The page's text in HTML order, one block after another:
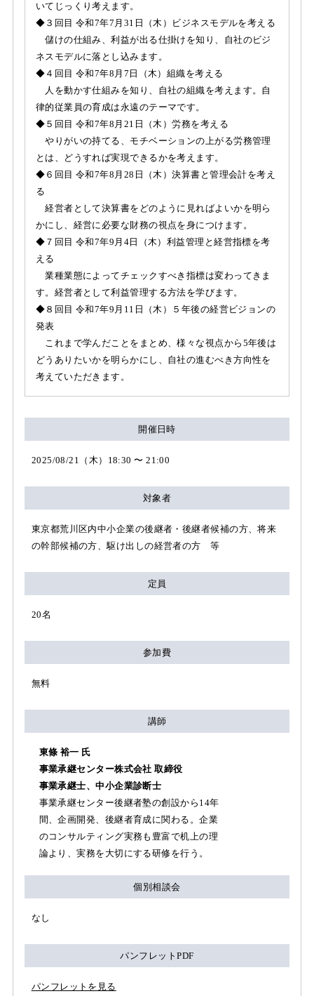
いてじっくり考えます。
◆３回目 令和7年7月31日（木）ビジネスモデルを考える
儲けの仕組み、利益が出る仕掛けを知り、自社のビジ
ネスモデルに落とし込みます。
◆４回目 令和7年8月7日（木）組織を考える
人を動かす仕組みを知り、自社の組織を考えます。自
律的従業員の育成は永遠のテーマです。
◆５回目 令和7年8月21日（木）労務を考える
やりがいの持てる、モチベーションの上がる労務管理
とは、どうすれば実現できるかを考えます。
◆６回目 令和7年8月28日（木）決算書と管理会計を考え
る
経営者として決算書をどのように見ればよいかを明ら
かにし、経営に必要な財務の視点を身につけます。
◆７回目 令和7年9月4日（木）利益管理と経営指標を考
える
業種業態によってチェックすべき指標は変わってきま
す。経営者として利益管理する方法を学びます。
◆８回目 令和7年9月11日（木）５年後の経営ビジョンの
発表
これまで学んだことをまとめ、様々な視点から5年後は
どうありたいかを明らかにし、自社の進むべき方向性を
考えていただきます。
開催日時
2025/08/21（木）18:30 〜 21:00
対象者
東京都荒川区内中小企業の後継者・後継者候補の方、将来
の幹部候補の方、駆け出しの経営者の方 等
定員
20名
参加費
無料
講師
東條 裕一 氏
事業承継センター株式会社 取締役
事業承継士、中小企業診断士
事業承継センター後継者塾の創設から14年
間、企画開発、後継者育成に関わる。企業
のコンサルティング実務も豊富で机上の理
論より、実務を大切にする研修を行う。
個別相談会
なし
パンフレットPDF
パンフレットを見る